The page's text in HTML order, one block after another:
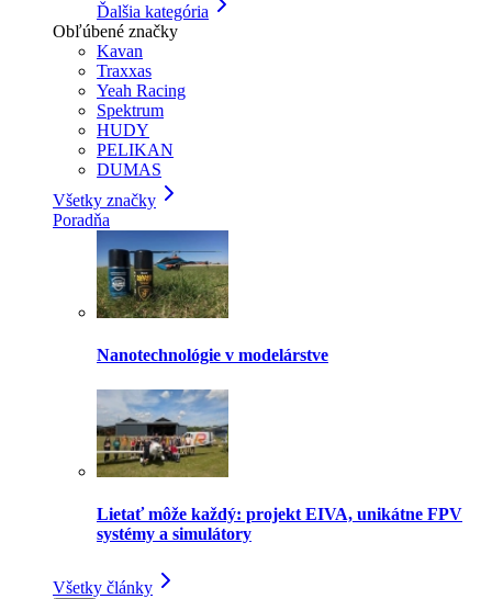
Ďalšia kategória
Obľúbené značky
Kavan
Traxxas
Yeah Racing
Spektrum
HUDY
PELIKAN
DUMAS
Všetky značky
Poradňa
Nanotechnológie v modelárstve
Lietať môže každý: projekt EIVA, unikátne FPV
systémy a simulátory
Všetky články